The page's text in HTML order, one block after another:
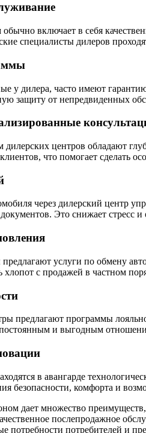
включает в себя
специалисты дилеров
у дилера, часто имеют
защиту от непредвиденных
дилерских центров обладают
что помогает сделать
через дилерский центр
Это снижает стресс и
услуги по обмену
хлопот с продажей в частном
предлагают программы
и выгодным
в авангарде
безопасности, комфорта и
дает множество
послепродажное
потребности потребителей и